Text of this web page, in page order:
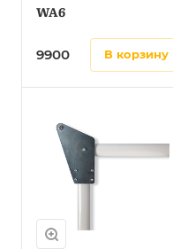
WA6
9900 в корзину